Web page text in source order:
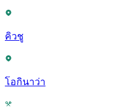
คิวชู
โอกินาว่า